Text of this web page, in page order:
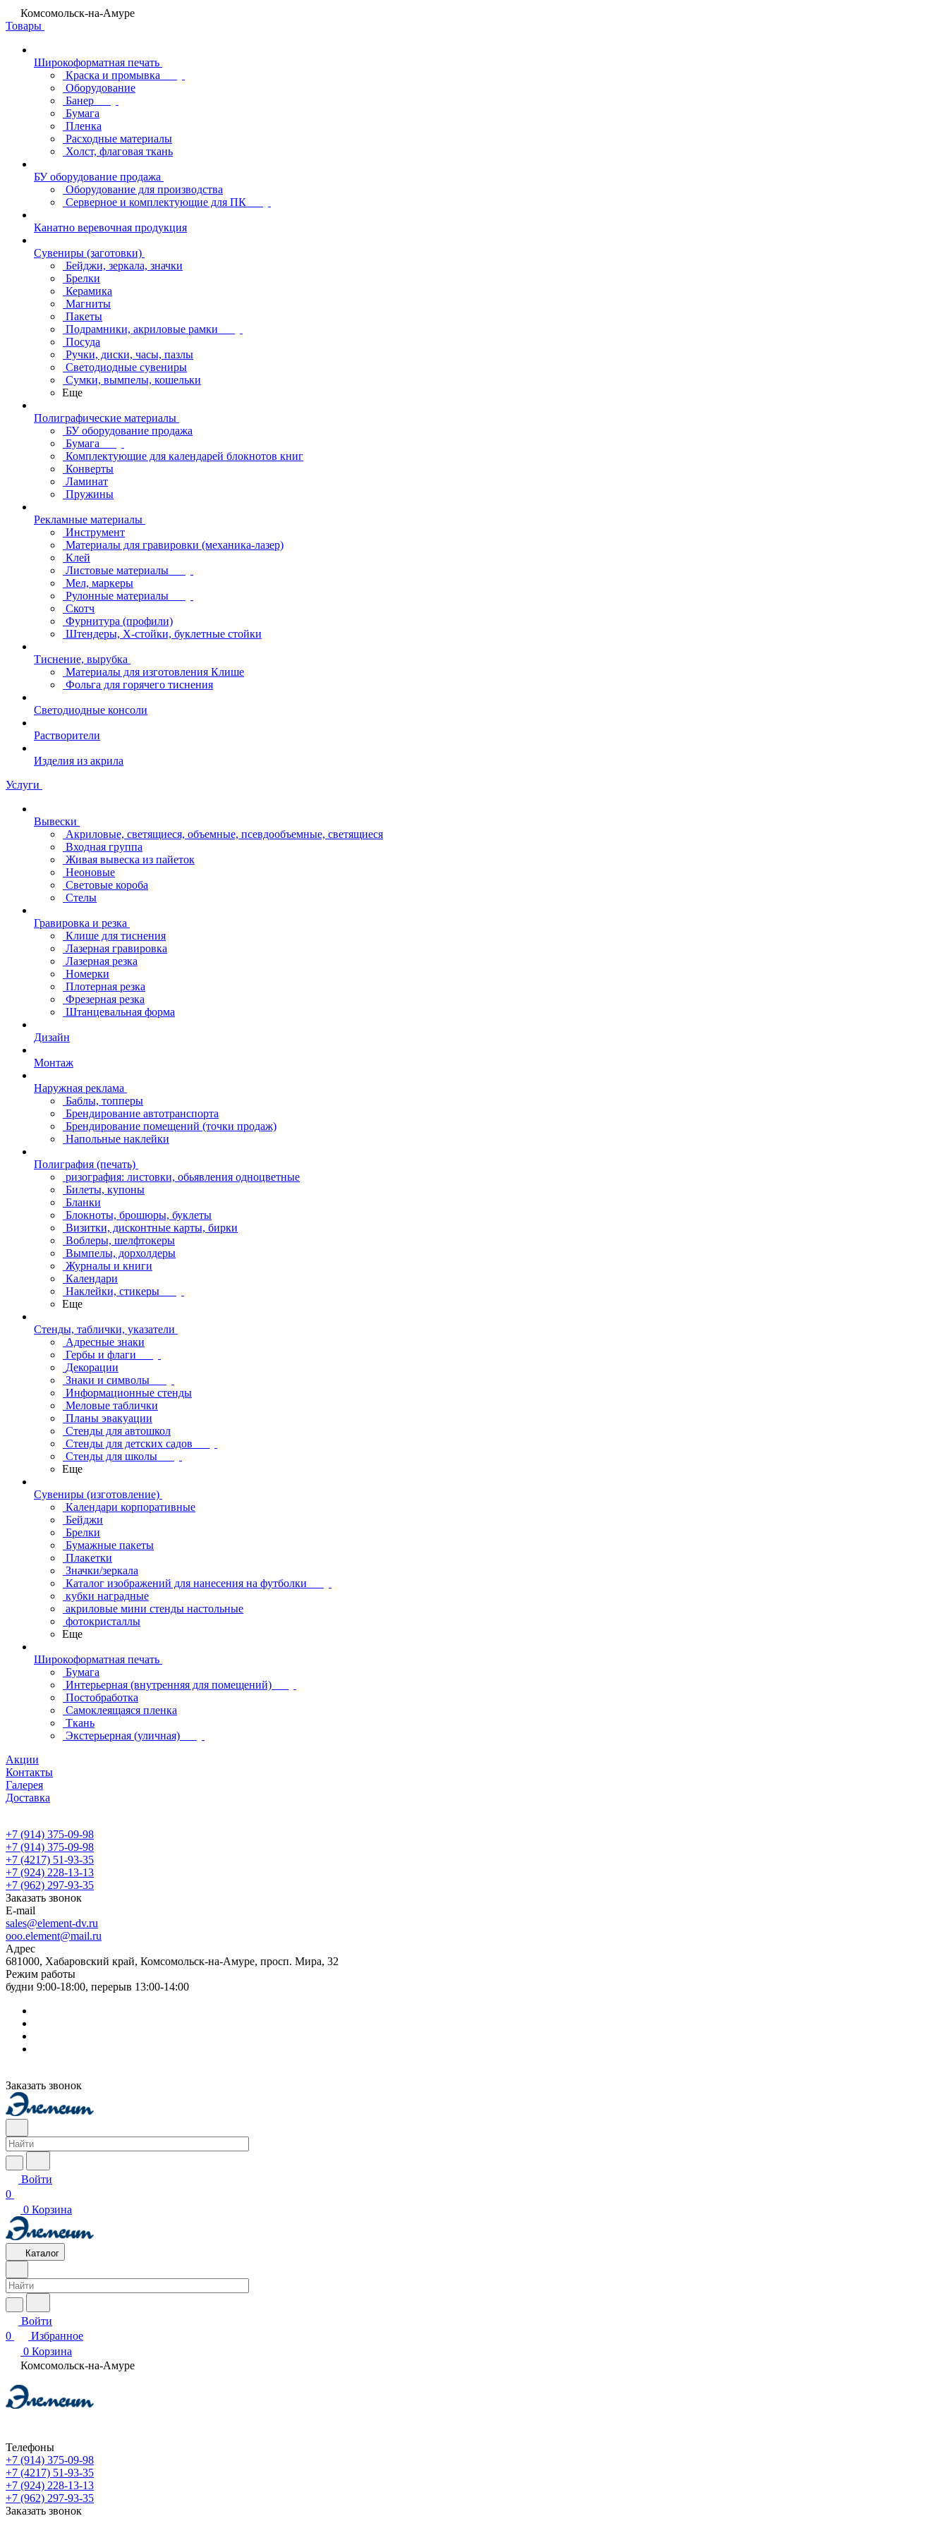
Комсомольск-на-Амуре
Товары
Широкоформатная печать
Краска и промывка
Оборудование
Банер
Бумага
Пленка
Расходные материалы
Холст, флаговая ткань
БУ оборудование продажа
Оборудование для производства
Серверное и комплектующие для ПК
Канатно веревочная продукция
Сувениры (заготовки)
Бейджи, зеркала, значки
Брелки
Керамика
Магниты
Пакеты
Подрамники, акриловые рамки
Посуда
Ручки, диски, часы, пазлы
Светодиодные сувениры
Сумки, вымпелы, кошельки
Еще
Полиграфические материалы
БУ оборудование продажа
Бумага
Комплектующие для календарей блокнотов книг
Конверты
Ламинат
Пружины
Рекламные материалы
Инструмент
Материалы для гравировки (механика-лазер)
Клей
Листовые материалы
Мел, маркеры
Рулонные материалы
Скотч
Фурнитура (профили)
Штендеры, Х-стойки, буклетные стойки
Тиснение, вырубка
Материалы для изготовления Клише
Фольга для горячего тиснения
Светодиодные консоли
Растворители
Изделия из акрила
Услуги
Вывески
Акриловые, светящиеся, объемные, псевдообъемные, светящиеся
Входная группа
Живая вывеска из пайеток
Неоновые
Световые короба
Стелы
Гравировка и резка
Клише для тиснения
Лазерная гравировка
Лазерная резка
Номерки
Плотерная резка
Фрезерная резка
Штанцевальная форма
Дизайн
Монтаж
Наружная реклама
Баблы, топперы
Брендирование автотранспорта
Брендирование помещений (точки продаж)
Напольные наклейки
Полиграфия (печать)
ризография: листовки, обьявления одноцветные
Билеты, купоны
Бланки
Блокноты, брошюры, буклеты
Визитки, дисконтные карты, бирки
Воблеры, шелфтокеры
Вымпелы, дорхолдеры
Журналы и книги
Календари
Наклейки, стикеры
Еще
Стенды, таблички, указатели
Адресные знаки
Гербы и флаги
Декорации
Знаки и символы
Информационные стенды
Меловые таблички
Планы эвакуации
Стенды для автошкол
Стенды для детских садов
Стенды для школы
Еще
Сувениры (изготовление)
Календари корпоративные
Бейджи
Брелки
Бумажные пакеты
Плакетки
Значки/зеркала
Каталог изображений для нанесения на футболки
кубки наградные
акриловые мини стенды настольные
фотокристаллы
Еще
Широкоформатная печать
Бумага
Интерьерная (внутренняя для помещений)
Постобработка
Самоклеящаяся пленка
Ткань
Экстерьерная (уличная)
Акции
Контакты
Галерея
Доставка
+7 (914) 375-09-98
+7 (914) 375-09-98
+7 (4217) 51-93-35
+7 (924) 228-13-13
+7 (962) 297-93-35
Заказать звонок
E-mail
sales@element-dv.ru
ooo.element@mail.ru
Адрес
681000, Хабаровский край, Комсомольск-на-Амуре, просп. Мира, 32
Режим работы
будни 9:00-18:00, перерыв 13:00-14:00
Заказать звонок
Войти
0
0 Корзина
Каталог
Войти
0
Избранное
0 Корзина
Комсомольск-на-Амуре
Телефоны
+7 (914) 375-09-98
+7 (4217) 51-93-35
+7 (924) 228-13-13
+7 (962) 297-93-35
Заказать звонок